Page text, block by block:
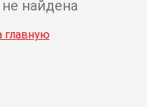
найдена
главную